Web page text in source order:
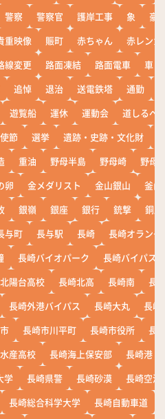
警察 警察官 護岸工事 象
豪
重映像 賑町 赤ちゃん
赤レンガ
線変更 路面凍結 路面電車
車
追悼 退治 送電鉄塔 通勤
遊覧船 運休 運動会
道しるべ
節 選挙 遺跡・史跡・文化財
重油 野母半島 野母崎
野母
卵 金メダリスト 金山銀山
釜山
銀嶺 銀座 銀行 銃撃
銅座
与町 長与駅 長崎
長崎オランダ
長崎バイオパーク
長崎バイパス
陽台高校 長崎北高 長崎南
長
長崎外港バイパス 長崎大丸
長崎
長崎市川平町 長崎市役所
長
産高校 長崎海上保安部
長崎港
学 長崎県警 長崎砂漠
長崎空港
長崎総合科学大学 長崎自動車道